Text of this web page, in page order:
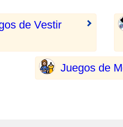
de Vestir
Juegos de